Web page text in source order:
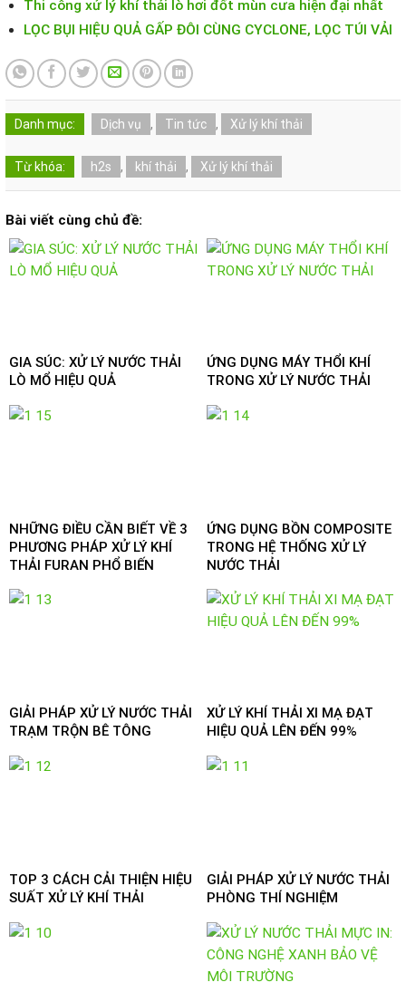
Thi công xử lý khí thải lò hơi đốt mùn cưa hiện đại nhất
LỌC BỤI HIỆU QUẢ GẤP ĐÔI CÙNG CYCLONE, LỌC TÚI VẢI
Danh mục: Dịch vụ , Tin tức , Xử lý khí thải
Từ khóa: h2s , khí thải , Xử lý khí thải
Bài viết cùng chủ đề:
GIA SÚC: XỬ LÝ NƯỚC THẢI
LÒ MỔ HIỆU QUẢ
ỨNG DỤNG MÁY THỔI KHÍ
TRONG XỬ LÝ NƯỚC THẢI
NHỮNG ĐIỀU CẦN BIẾT VỀ 3
PHƯƠNG PHÁP XỬ LÝ KHÍ
THẢI FURAN PHỔ BIẾN
ỨNG DỤNG BỒN COMPOSITE
TRONG HỆ THỐNG XỬ LÝ
NƯỚC THẢI
GIẢI PHÁP XỬ LÝ NƯỚC THẢI
TRẠM TRỘN BÊ TÔNG
XỬ LÝ KHÍ THẢI XI MẠ ĐẠT
HIỆU QUẢ LÊN ĐẾN 99%
TOP 3 CÁCH CẢI THIỆN HIỆU
SUẤT XỬ LÝ KHÍ THẢI
GIẢI PHÁP XỬ LÝ NƯỚC THẢI
PHÒNG THÍ NGHIỆM